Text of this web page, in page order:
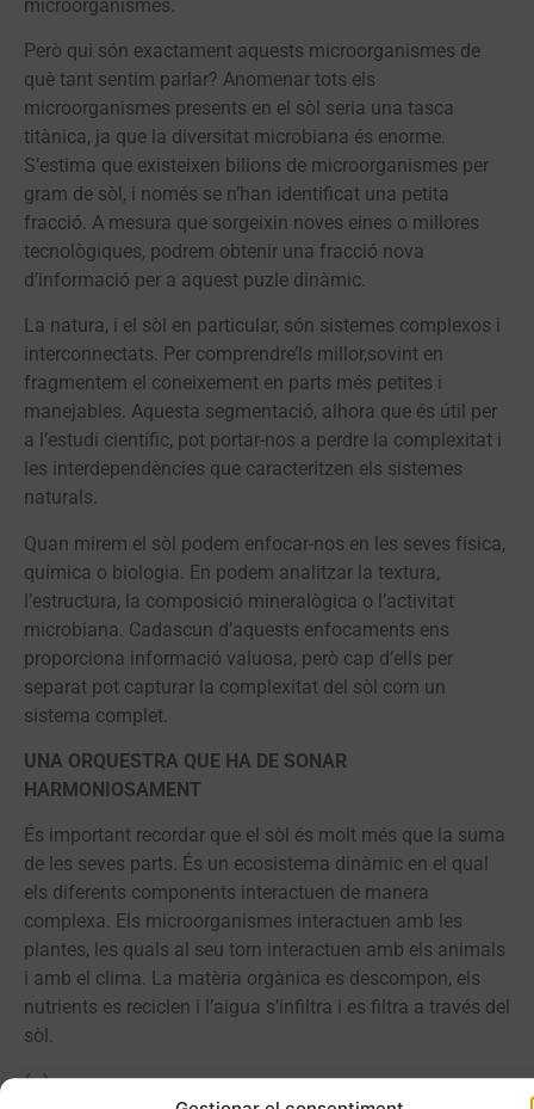
microorganismes.
Però qui són exactament aquests microorganismes de
què tant sentim parlar? Anomenar tots els
microorganismes presents en el sòl seria una tasca
titànica, ja que la diversitat microbiana és enorme.
S’estima que existeixen bilions de microorganismes per
gram de sòl, i només se n’han identificat una petita
fracció. A mesura que sorgeixin noves eines o millores
tecnològiques, podrem obtenir una fracció nova
d’informació per a aquest puzle dinàmic.
La natura, i el sòl en particular, són sistemes complexos i
interconnectats. Per comprendre’ls millor,sovint en
fragmentem el coneixement en parts més petites i
manejables. Aquesta segmentació, alhora que és útil per
a l’estudi científic, pot portar-nos a perdre la complexitat i
les interdependències que caracteritzen els sistemes
naturals.
Quan mirem el sòl podem enfocar-nos en les seves física,
química o biologia. En podem analitzar la textura,
l’estructura, la composició mineralògica o l’activitat
microbiana. Cadascun d’aquests enfocaments ens
proporciona informació valuosa, però cap d’ells per
separat pot capturar la complexitat del sòl com un
sistema complet.
UNA ORQUESTRA QUE HA DE SONAR
HARMONIOSAMENT
És important recordar que el sòl és molt més que la suma
de les seves parts. És un ecosistema dinàmic en el qual
els diferents components interactuen de manera
complexa. Els microorganismes interactuen amb les
plantes, les quals al seu torn interactuen amb els animals
i amb el clima. La matèria orgànica es descompon, els
nutrients es reciclen i l’aigua s’infiltra i es filtra a través del
sòl.
(…)